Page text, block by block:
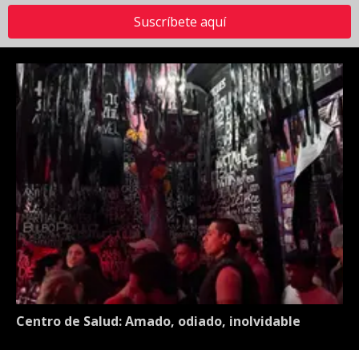
Suscríbete aquí
Centro de Salud: Amado, odiado, inolvidable